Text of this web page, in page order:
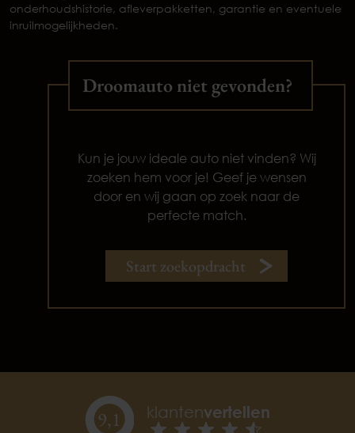
onderhoudshistorie, afleverpakketten, garantie en eventuele
inruilmogelijkheden.
Droomauto niet gevonden?
Kun je jouw ideale auto niet vinden? Wij
zoeken hem voor je! Geef je wensen
door en wij gaan op zoek naar de
perfecte match.
Start zoekopdracht
9,1 klantenvertellen